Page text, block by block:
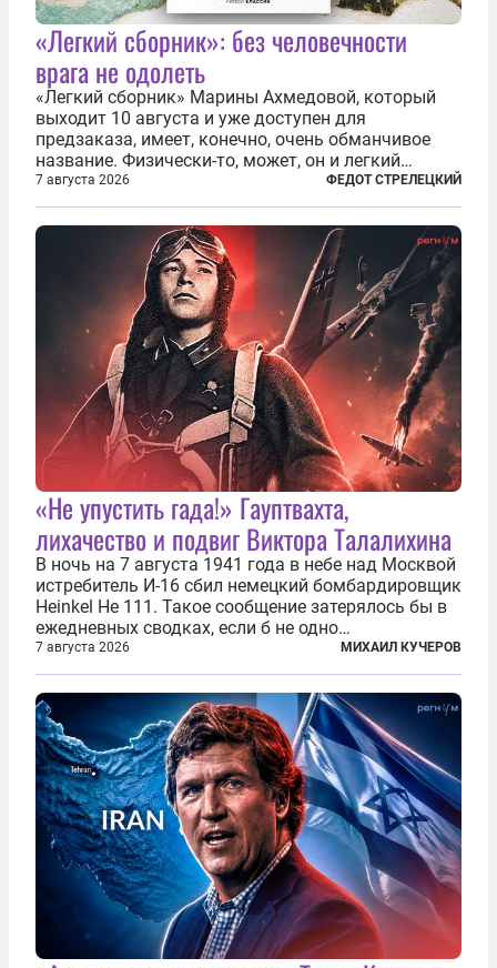
«Легкий сборник»: без человечности
врага не одолеть
«Легкий сборник» Марины Ахмедовой, который
выходит 10 августа и уже доступен для
предзаказа, имеет, конечно, очень обманчивое
название. Физически-то, может, он и легкий
относительно. Но метафизически —
безотносительно тяжелый. Десять рассказов,
каждый из которых напрямую или косвенно (в
основном —...
7 августа 2026 ФЕДОТ СТРЕЛЕЦКИЙ
«Не упустить гада!» Гауптвахта,
лихачество и подвиг Виктора Талалихина
В ночь на 7 августа 1941 года в небе над Москвой
истребитель И-16 сбил немецкий бомбардировщик
Heinkel He 111. Такое сообщение затерялось бы в
ежедневных сводках, если б не одно
обстоятельство. Это был один из первых в
истории отечественной авиации ночных таранов.
У пилота — младшего лейтенанта...
7 августа 2026 МИХАИЛ КУЧЕРОВ